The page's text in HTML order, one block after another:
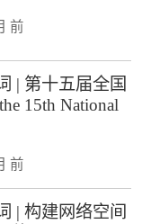
前
| 第十五届全国
15th National
前
| 构建网络空间